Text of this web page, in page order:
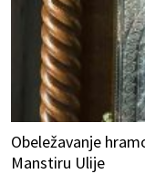
Obeležavanje
Manstiru Ulije